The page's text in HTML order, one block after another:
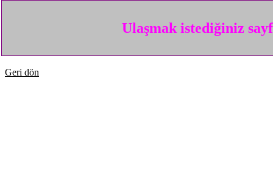
Ulaşmak istediğiniz
Geri dön